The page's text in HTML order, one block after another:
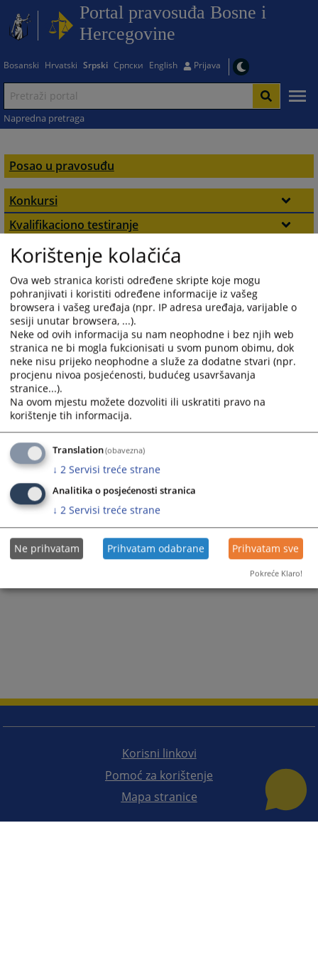
Portal pravosuđa Bosne i
Hercegovine
Bosanski Hrvatski Srpski Српски English Prijava
Napredna pretraga
Posao u pravosuđu
Konkursi
Pozicije u sudovima
Pozicije u tužilaštvima
Pozicije za nosioce pravosudnih funkcija
Pozicije u VSTS BiH
Kvalifikaciono testiranje
Obavještenja
Dokumenti
Kontakt
Pregled rang listi
Imenovanja
Imenovanja nosilaca pravosudnih funkcija
Korisni linkovi
Pomoć za korištenje
Mapa stranice
Korištenje kolačića
Ova web stranica koristi određene skripte koje mogu
pohranjivati i koristiti određene informacije iz vašeg
browsera i vašeg uređaja (npr. IP adresa uređaja, varijable o
sesiji unutar browsera, ...).
Neke od ovih informacija su nam neophodne i bez njih web
stranica ne bi mogla fukcionisati u svom punom obimu, dok
neke nisu prijeko neophodne a služe za dodatne stvari (npr.
procjenu nivoa posjećenosti, budućeg usavršavanja
stranice...).
Na ovom mjestu možete dozvoliti ili uskratiti pravo na
korištenje tih informacija.
Translation(obavezna)
↓ 2 Servisi treće strane
Analitika o posjećenosti stranica
↓ 2 Servisi treće strane
Ne prihvatam Prihvatam odabrane Prihvatam sve
Pokreće Klaro!